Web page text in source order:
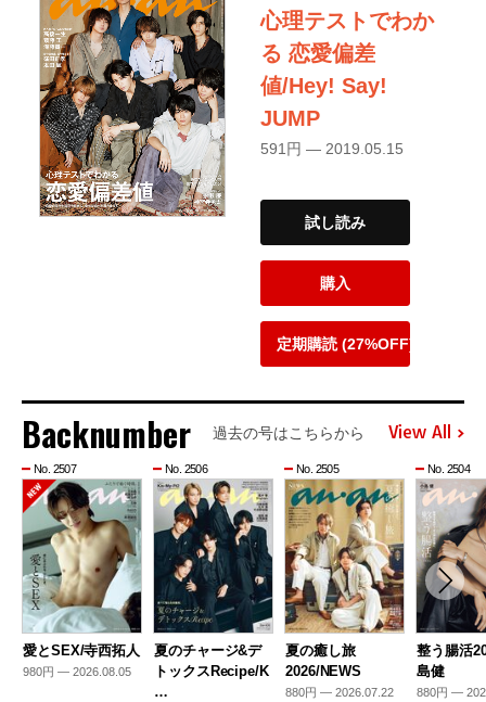
心理テストでわか
る 恋愛偏差
値/Hey! Say!
JUMP
591円 — 2019.05.15
試し読み
購入
定期購読 (27%OFF)
Backnumber 過去の号はこちらから View All
No. 2507
愛とSEX/寺西拓人
980円 — 2026.08.05
No. 2506
夏のチャージ&デ
トックスRecipe/K
…
No. 2505
夏の癒し旅
2026/NEWS
880円 — 2026.07.22
No. 2504
整う腸活
島健
880円 —